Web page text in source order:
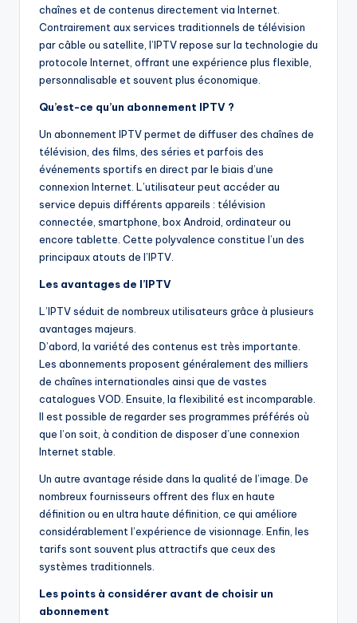
chaînes et de contenus directement via Internet.
Contrairement aux services traditionnels de télévision
par câble ou satellite, l’IPTV repose sur la technologie du
protocole Internet, offrant une expérience plus flexible,
personnalisable et souvent plus économique.
Qu’est-ce qu’un abonnement IPTV ?
Un abonnement IPTV permet de diffuser des chaînes de
télévision, des films, des séries et parfois des
événements sportifs en direct par le biais d’une
connexion Internet. L’utilisateur peut accéder au
service depuis différents appareils : télévision
connectée, smartphone, box Android, ordinateur ou
encore tablette. Cette polyvalence constitue l’un des
principaux atouts de l’IPTV.
Les avantages de l’IPTV
L’IPTV séduit de nombreux utilisateurs grâce à plusieurs
avantages majeurs.
D’abord, la variété des contenus est très importante.
Les abonnements proposent généralement des milliers
de chaînes internationales ainsi que de vastes
catalogues VOD. Ensuite, la flexibilité est incomparable.
Il est possible de regarder ses programmes préférés où
que l’on soit, à condition de disposer d’une connexion
Internet stable.
Un autre avantage réside dans la qualité de l’image. De
nombreux fournisseurs offrent des flux en haute
définition ou en ultra haute définition, ce qui améliore
considérablement l’expérience de visionnage. Enfin, les
tarifs sont souvent plus attractifs que ceux des
systèmes traditionnels.
Les points à considérer avant de choisir un
abonnement